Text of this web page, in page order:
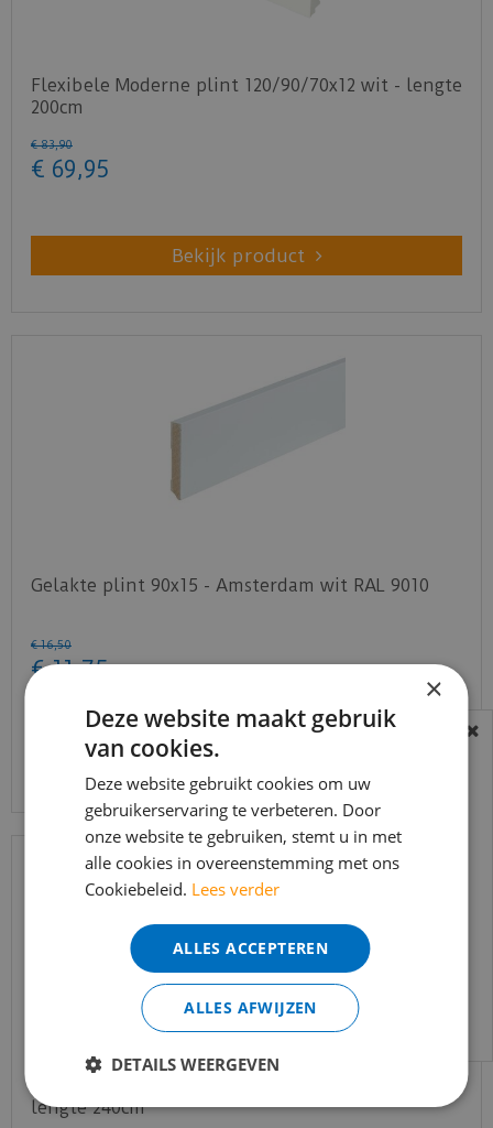
Flexibele Moderne plint 120/90/70x12 wit - lengte
200cm
€ 83,90
€ 69,95
Bekijk product
Gelakte plint 90x15 - Amsterdam wit RAL 9010
€ 16,50
€ 11,75
Bekijk product
lengte 240cm
BEREIKBAARHEID
In verband met de vakantie periode zijn wij
t/m 14 augustus telefonisch helaas niet
bereikbaar.
Bestelling worden uiteraard verwerkt
echter iets minder snel dan wat je van ons
gewend bent.
Voor vragen kan je ons bereiken via
info@merkvloerenwinkel.nl
×
Deze website maakt gebruik
van cookies.
Deze website gebruikt cookies om uw
gebruikerservaring te verbeteren. Door
onze website te gebruiken, stemt u in met
alle cookies in overeenstemming met ons
Cookiebeleid. Lees verder
ALLES ACCEPTEREN
ALLES AFWIJZEN
DETAILS WEERGEVEN